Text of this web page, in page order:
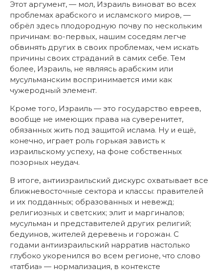
Этот аргумент, — мол, Израиль виноват во всех
проблемах арабского и исламского миров, —
обрёл здесь плодородную почву по нескольким
причинам: во-первых, нашим соседям легче
обвинять других в своих проблемах, чем искать
причины своих страданий в самих себе. Тем
более, Израиль, не являясь арабским или
мусульманским воспринимается ими как
чужеродный элемент.
Кроме того, Израиль — это государство евреев,
вообще не имеющих права на суверенитет,
обязанных жить под защитой ислама. Ну и ещё,
конечно, играет роль горькая зависть к
израильскому успеху, на фоне собственных
позорных неудач.
В итоге, антиизраильский дискурс охватывает все
ближневосточные сектора и классы: правителей
и их подданных; образованных и невежд;
религиозных и светских; элит и маргиналов;
мусульман и представителей других религий;
бедуинов, жителей деревень и горожан. С
годами антиизраильский нарратив настолько
глубоко укоренился во всем регионе, что слово
«татбиа» — нормализация, в контексте